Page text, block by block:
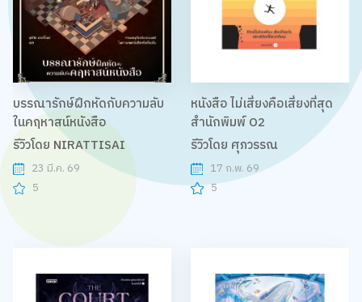
บรรณารักษ์ฝึกหัดกับความลับ
ในคฤหาสน์หนังสือ
รีวิวโดย NIRATTISAI
23 มี.ค. 69
5
หนังสือ ไม่เสี่ยงคือเสี่ยงที่สุด
สำนักพิมพ์ O2
รีวิวโดย ศุภวรรณ
17 ก.พ. 69
5